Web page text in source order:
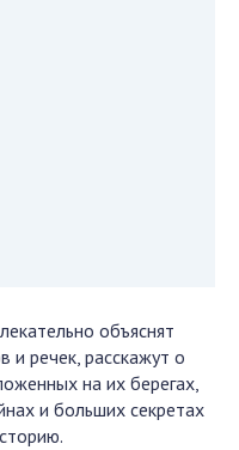
объяснят
и речек, расскажут о
на их берегах,
и больших секретах